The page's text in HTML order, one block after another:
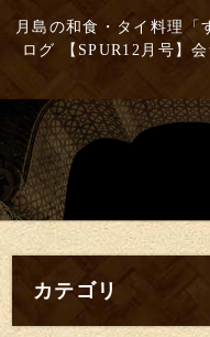
月島の和食・タイ料理
ログ 【SPUR12月号
カテゴリ